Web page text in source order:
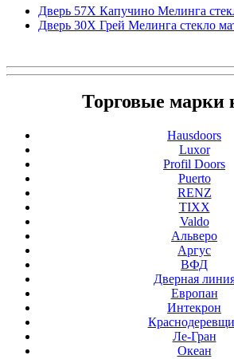
Дверь 57X Капучино Мелинга
Дверь 30X Грей Мелинга стекло
Торговые марки
Hausdoors
Luxor
Profil Doors
Puerto
RENZ
TIXX
Valdo
Альверо
Аргус
ВФД
Дверная
Европан
Интекрон
Ле-Гран
Океан